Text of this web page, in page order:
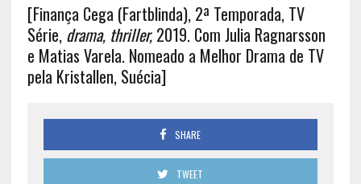
[Finança Cega (Fartblinda), 2ª Temporada, TV
Série, drama, thriller, 2019. Com Julia Ragnarsson
e Matias Varela. Nomeado a Melhor Drama de TV
pela Kristallen, Suécia]
SHARE
TWEET